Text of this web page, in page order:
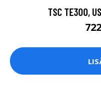
TSC TE300,